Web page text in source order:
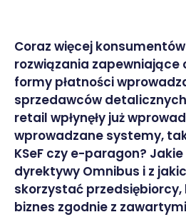
Coraz więcej
rozwiązania zapewniające
formy płatności
sprzedawców
retail wpłynęły już
wprowadzane systemy,
KSeF czy e-paragon? Jakie
dyrektywy Omnibus i z
skorzystać
biznes zgodnie z